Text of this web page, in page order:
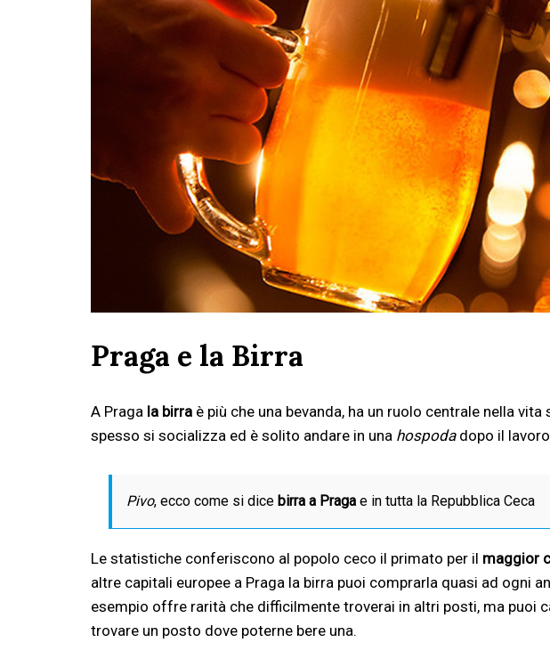
Praga e la Birra
A Praga la birra è più che una bevanda, ha un ruolo centrale nella
spesso si socializza ed è solito andare in una hospodadopo il
Pivo, ecco come si dice birra a Praga e in tutta la Repubblica Ceca
Le statistiche conferiscono al popolo ceco il primato per il maggior
altre capitali europee a Praga la birra puoi comprarla quasi ad ogni
esempio offre rarità che difficilmente troverai in altri posti, ma puoi
trovare un posto dove poterne bere una.